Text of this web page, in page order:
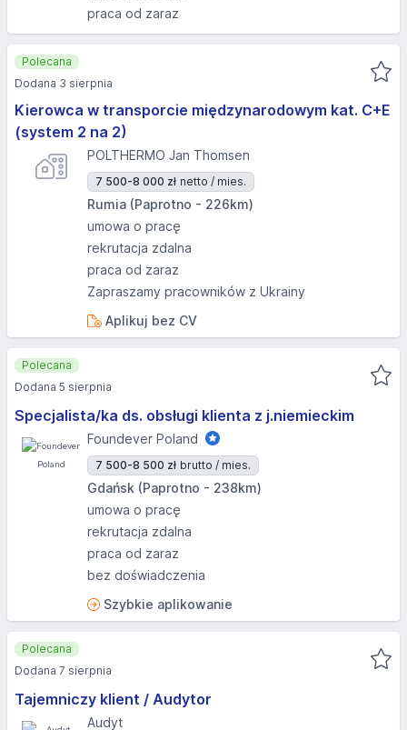
praca od zaraz
Kierowca w transporcie międzynarodowym kat. C+E
(system 2 na 2)
POLTHERMO Jan Thomsen
7 500-8 000 zł netto / mies.
Rumia (Paprotno - 226km)
umowa o pracę
rekrutacja zdalna
praca od zaraz
Zapraszamy pracowników z Ukrainy
Aplikuj bez CV
Polecana
Dodana 3 sierpnia
Specjalista/ka ds. obsługi klienta z j.niemieckim
Foundever Poland
7 500-8 500 zł brutto / mies.
Gdańsk (Paprotno - 238km)
umowa o pracę
rekrutacja zdalna
praca od zaraz
bez doświadczenia
Szybkie aplikowanie
Polecana
Dodana 5 sierpnia
Tajemniczy klient / Audytor
Audyt
Polecana
Dodana 7 sierpnia